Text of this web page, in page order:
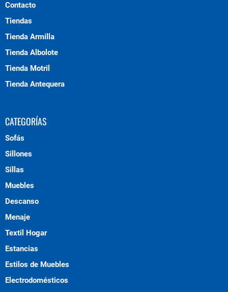
Contacto
Tiendas
Tienda Armilla
Tienda Albolote
Tienda Motril
Tienda Antequera
CATEGORÍAS
Sofás
Sillones
Sillas
Muebles
Descanso
Menaje
Textil Hogar
Estancias
Estilos de Muebles
Electrodomésticos